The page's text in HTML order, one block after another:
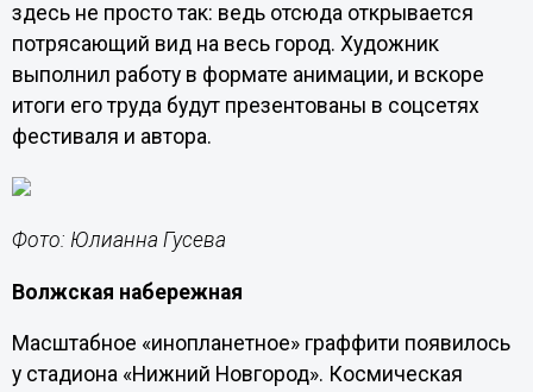
здесь не просто так: ведь отсюда открывается
потрясающий вид на весь город. Художник
выполнил работу в формате анимации, и вскоре
итоги его труда будут презентованы в соцсетях
фестиваля и автора.
Фото: Юлианна Гусева
Волжская набережная
Масштабное «инопланетное» граффити появилось
у стадиона «Нижний Новгород». Космическая